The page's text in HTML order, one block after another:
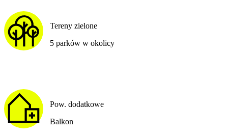
Tereny zielone
5 parków w okolicy
Pow. dodatkowe
Balkon